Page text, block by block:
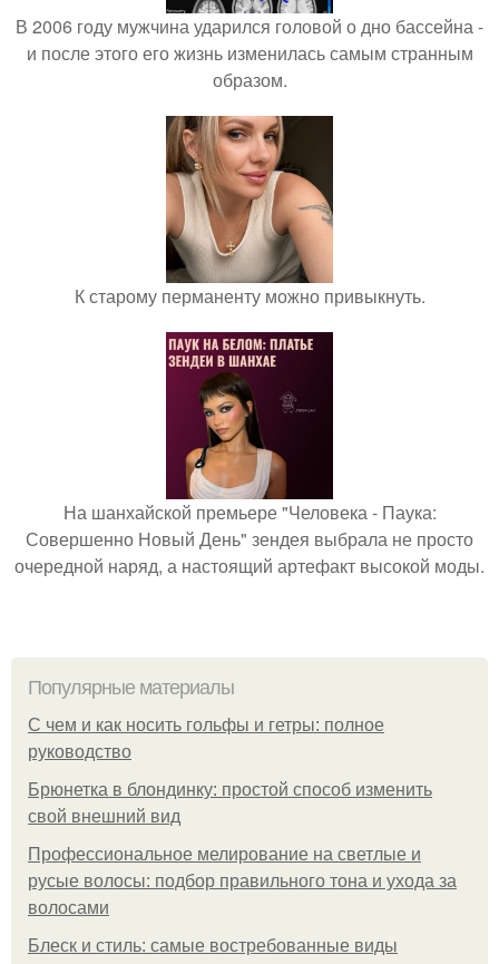
В 2006 году мужчина ударился головой о дно бассейна -
и после этого его жизнь изменилась самым странным
образом.
К старому перманенту можно привыкнуть.
На шанхайской премьере "Человека - Паука:
Совершенно Новый День" зендея выбрала не просто
очередной наряд, а настоящий артефакт высокой моды.
Популярные материалы
С чем и как носить гольфы и гетры: полное
руководство
Брюнетка в блондинку: простой способ изменить
свой внешний вид
Профессиональное мелирование на светлые и
русые волосы: подбор правильного тона и ухода за
волосами
Блеск и стиль: самые востребованные виды